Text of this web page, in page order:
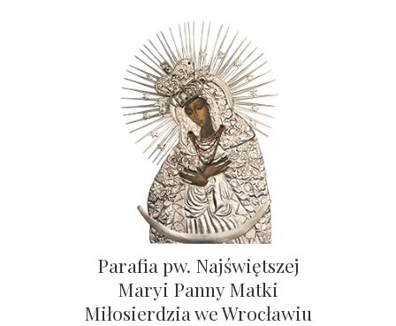
Parafia pw. Najświętszej
Maryi Panny Matki
Miłosierdzia we Wrocławiu